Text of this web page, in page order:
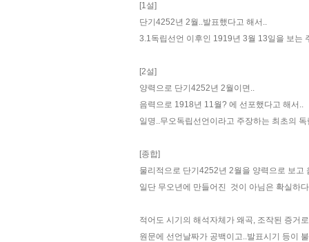
[1설]
단기4252년 2월..발표했다고 해서..
3.1독립선언 이후인 1919년 3월 13일을 보는
[2설]
양력으로 단기4252년 2월이면..
음력으로 1918년 11월? 에 선포했다고 해서..
일명..무오독립선언이라고 주장하는 최초의
[종합]
물리적으로 단기4252년 2월을 양력으로 보
일단 무오년에 만들어진 것이 아님은 확실하
적어도 시기의 해석자체가 왜곡, 조작된 증거
원문에 선언날짜가 공백이고..발표시기 등이